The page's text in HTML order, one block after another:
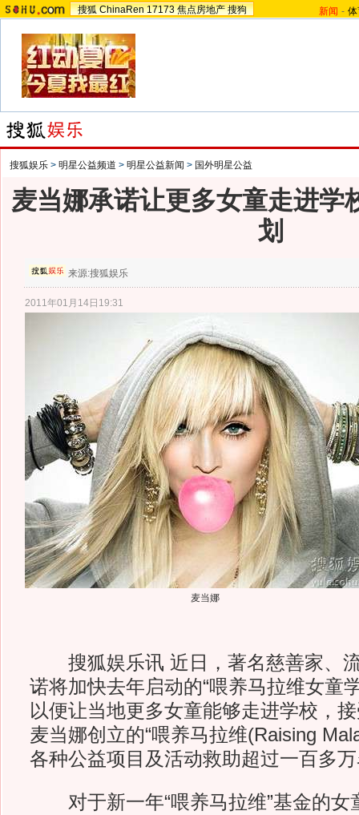
搜狐 ChinaRen 17173 焦点房地产 搜狗 新闻 -
搜狐娱乐 > 明星公益频道 > 明星公益新闻 > 国外明星公益
麦当娜承诺让更多女童走进学
划
来源:搜狐娱乐
2011年01月14日19:31
麦当娜
搜狐娱乐讯 近日，著名慈善家、
诺将加快去年启动的“喂养马拉维女童
以便让当地更多女童能够走进学校，
麦当娜创立的“喂养马拉维(Raising
各种公益项目及活动救助超过一百多
对于新一年“喂养马拉维”基金的女